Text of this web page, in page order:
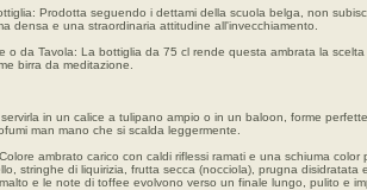
Prodotta seguendo i dettami della scuola belga, non
densa e una straordinaria attitudine all'invecchiamento.
o da Tavola: La bottiglia da 75 cl rende questa ambrata la
birra da meditazione.
in un calice a tulipano ampio o in un baloon, forme
man mano che si scalda leggermente.
ambrato carico con caldi riflessi ramati e una schiuma
stringhe di liquirizia, frutta secca (nocciola), prugna
e le note di toffee evolvono verso un finale lungo, pulito e